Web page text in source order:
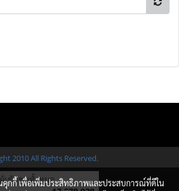
2010 All Rights Reserved.
ผู้เข้าชมทั้งหมด
คุกกี้ เพื่อเพิ่มประสิทธิภาพและประสบการณ์ที่ดีใน